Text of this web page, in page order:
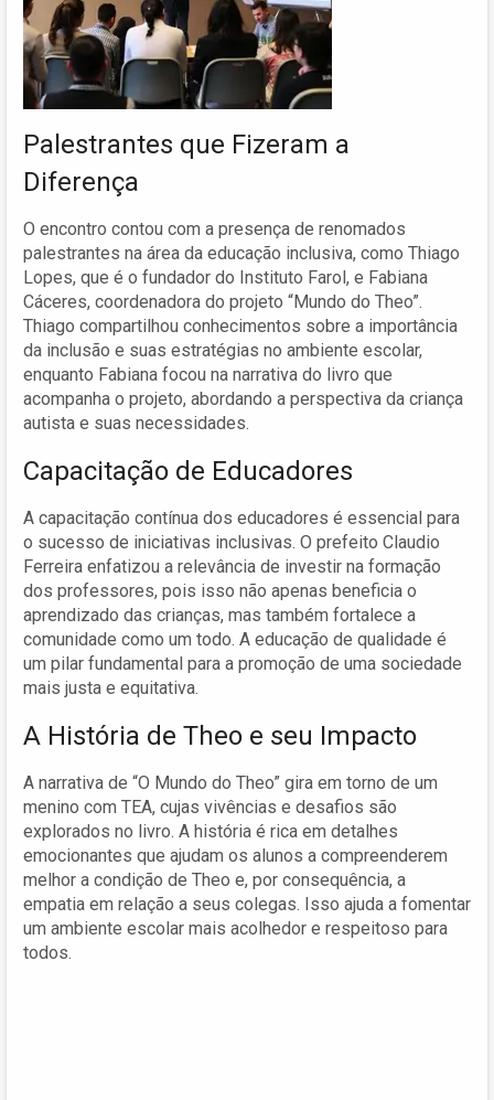
Palestrantes que Fizeram a
Diferença
O encontro contou com a presença de renomados
palestrantes na área da educação inclusiva, como Thiago
Lopes, que é o fundador do Instituto Farol, e Fabiana
Cáceres, coordenadora do projeto “Mundo do Theo”.
Thiago compartilhou conhecimentos sobre a importância
da inclusão e suas estratégias no ambiente escolar,
enquanto Fabiana focou na narrativa do livro que
acompanha o projeto, abordando a perspectiva da criança
autista e suas necessidades.
Capacitação de Educadores
A capacitação contínua dos educadores é essencial para
o sucesso de iniciativas inclusivas. O prefeito Claudio
Ferreira enfatizou a relevância de investir na formação
dos professores, pois isso não apenas beneficia o
aprendizado das crianças, mas também fortalece a
comunidade como um todo. A educação de qualidade é
um pilar fundamental para a promoção de uma sociedade
mais justa e equitativa.
A História de Theo e seu Impacto
A narrativa de “O Mundo do Theo” gira em torno de um
menino com TEA, cujas vivências e desafios são
explorados no livro. A história é rica em detalhes
emocionantes que ajudam os alunos a compreenderem
melhor a condição de Theo e, por consequência, a
empatia em relação a seus colegas. Isso ajuda a fomentar
um ambiente escolar mais acolhedor e respeitoso para
todos.